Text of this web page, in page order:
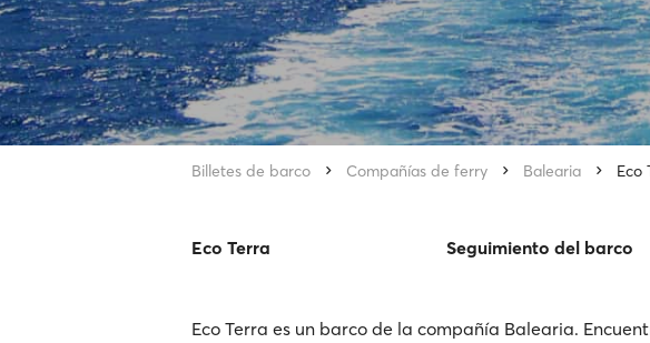
Billetes de barco Compañías de ferry Balearia Eco
Eco Terra Seguimiento del barco
Eco Terra es un barco de la compañía Balearia.